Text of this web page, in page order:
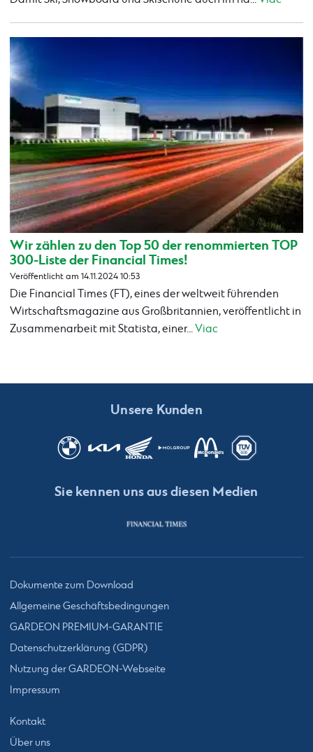
Wir zählen zu den Top 50 der renommierten TOP
300-Liste der Financial Times!
Veröffentlicht am 14.11.2024 10:53
Die Financial Times (FT), eines der weltweit führenden
Wirtschaftsmagazine aus Großbritannien, veröffentlicht in
Zusammenarbeit mit Statista, einer...Viac
Unsere Kunden
Sie kennen uns aus diesen Medien
Dokumente zum Download
Allgemeine Geschäftsbedingungen
GARDEON PREMIUM-GARANTIE
Datenschutzerklärung (GDPR)
Nutzung der GARDEON-Webseite
Impressum
Kontakt
Über uns